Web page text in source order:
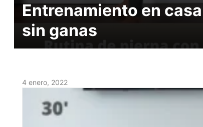
Entrenamiento en casa
sin ganas
4 enero, 2022